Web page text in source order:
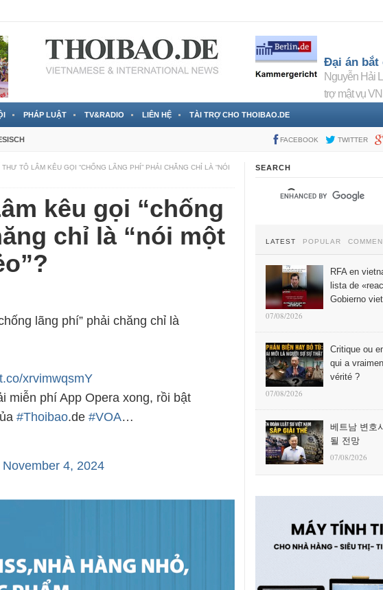
Đại án bắt
Nguyễn Hải
trợ mật vụ
PHÁP LUẬT TV&RADIO LIÊN HỆ TÀI TRỢ CHO THOIBAO.DE
FACEBOOK TWITTER
TÔ LÂM KÊU GỌI “CHỐNG LÃNG PHÍ” PHẢI CHĂNG CHỈ LÀ “NÓI
kêu gọi “chống
chỉ là “nói một
lãng phí” phải chăng chỉ là
xrvimwqsmY
miễn phí App Opera xong, rồi bật
#Thoibao.de #VOA…
November 4, 2024
SEARCH
LATEST POPULAR
RFA en
lista de
Gobierno
07/08/2026
Critique ou
qui a
vérité ?
07/08/2026
베트남 변호
될 전망
07/08/2026